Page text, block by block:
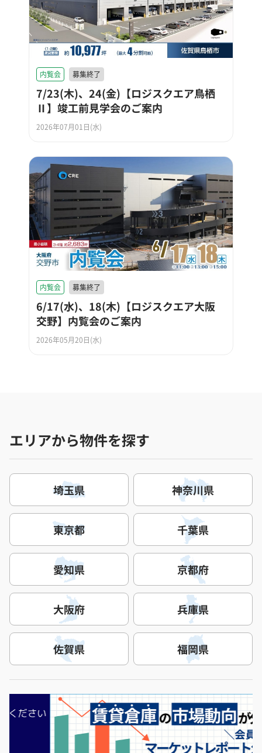
内覧会 募集終了
7/23(木)、24(金)【ロジスクエア鳥栖
Ⅱ】竣工前見学会のご案内
2026年07月01日(水)
内覧会 募集終了
6/17(水)、18(木)【ロジスクエア大阪
交野】内覧会のご案内
2026年05月20日(水)
エリアから物件を探す
埼玉県 神奈川県
東京都 千葉県
愛知県 京都府
大阪府 兵庫県
佐賀県 福岡県